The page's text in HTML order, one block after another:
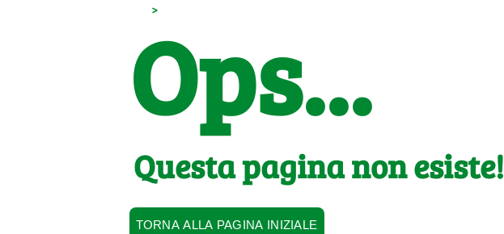
>
Ops...
Questa pagina non esiste!
TORNA ALLA PAGINA INIZIALE